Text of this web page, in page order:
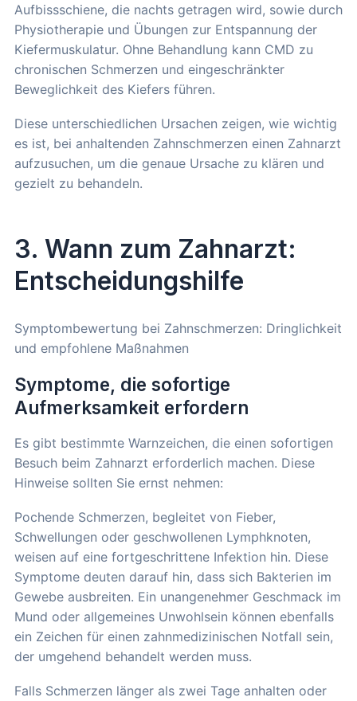
Aufbissschiene, die nachts getragen wird, sowie durch
Physiotherapie und Übungen zur Entspannung der
Kiefermuskulatur. Ohne Behandlung kann CMD zu
chronischen Schmerzen und eingeschränkter
Beweglichkeit des Kiefers führen.
Diese unterschiedlichen Ursachen zeigen, wie wichtig
es ist, bei anhaltenden Zahnschmerzen einen Zahnarzt
aufzusuchen, um die genaue Ursache zu klären und
gezielt zu behandeln.
3. Wann zum Zahnarzt:
Entscheidungshilfe
Symptombewertung bei Zahnschmerzen: Dringlichkeit
und empfohlene Maßnahmen
Symptome, die sofortige
Aufmerksamkeit erfordern
Es gibt bestimmte Warnzeichen, die einen sofortigen
Besuch beim Zahnarzt erforderlich machen. Diese
Hinweise sollten Sie ernst nehmen:
Pochende Schmerzen, begleitet von Fieber,
Schwellungen oder geschwollenen Lymphknoten,
weisen auf eine fortgeschrittene Infektion hin. Diese
Symptome deuten darauf hin, dass sich Bakterien im
Gewebe ausbreiten. Ein unangenehmer Geschmack im
Mund oder allgemeines Unwohlsein können ebenfalls
ein Zeichen für einen zahnmedizinischen Notfall sein,
der umgehend behandelt werden muss.
Falls Schmerzen länger als zwei Tage anhalten oder